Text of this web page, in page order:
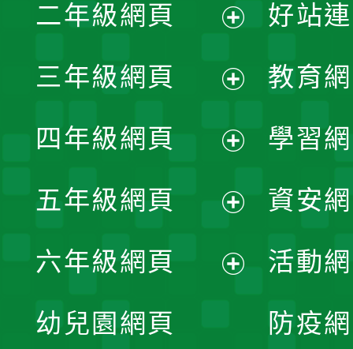
開
選
單
二年級網頁
開
選
單
三年級網頁
開
選
單
四年級網頁
開
選
五年級網頁
開
六年級網頁
幼兒園網頁
好站
教育
學習
資安
活動
防疫